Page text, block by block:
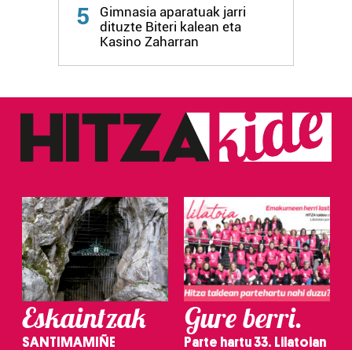
fitxategiak erabiltzen ditu. Zure esperientzia eta
zerbitzuak hobetzeko asmoz, cookie teknologiaz
irakurri
5
Gimnasia aparatuak jarri
dituzte Biteri kalean eta
Kasino Zaharran
Eskaintzak
SANTIMAMIÑE
Gure berri.
Parte hartu 33. Lilatoian